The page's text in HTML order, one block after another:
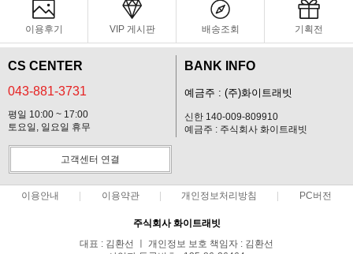
이용후기 VIP 게시판 배송조회 기획전
CS CENTER
043-881-3731
평일 10:00 ~ 17:00
토요일, 일요일 휴무
BANK INFO
예금주 : (주)화이트래빗
신한 140-009-809910
예금주 : 주식회사 화이트래빗
고객센터 연결
이용안내 이용약관 개인정보처리방침 PC버전
주식회사 화이트래빗
대표 : 김환선 ㅣ 개인정보 보호 책임자 : 김환선